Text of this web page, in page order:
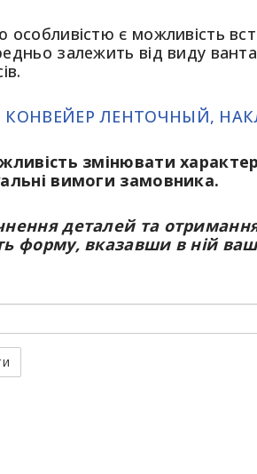
особливістю є можливість
залежить від виду
змінювати
вимоги замовника.
деталей та отримання
форму, вказавши в ній